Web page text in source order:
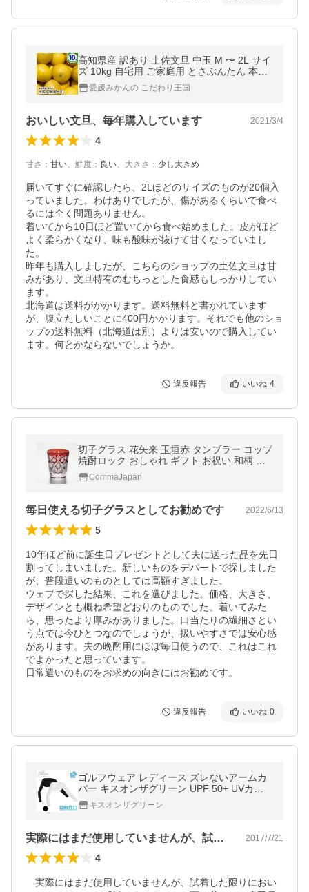
高知県産 訳あり 土佐文旦 中玉 M 〜 2L サイ
ズ 10kg 自宅用 ご家庭用 とさぶんたん 本場
の 文旦 を 箱買い 愛媛 みかん の こだわり王
国 10キロ
愛媛みかんの こだわり王国
おいしい文旦、毎年購入しています 2021/3/4
4
甘さ ： 甘い、 鮮度 ： 良い、 大きさ ： 少し大きめ
届いてすぐに確認したら、2Lほどのサイズのものが20個入
っていました。わけありでしたが、傷があるくらいで食べ
るには全く問題ありません。
着いてから10日ほど置いてから食べ始めました。皮がほど
よく柔らかくなり、味も酸味が抜けて甘くなっていまし
た。
昨年も購入しましたが、こちらのショップの土佐文旦は甘
みがあり、文旦特有のむちっとした食感もしっかりしてい
ます。
北海道は送料がかかります。送料無料と書かれています
が、腹立たしいことに400円かかります。それでも他のショ
ップの送料無料（北海道は別）よりは安いので購入してい
ます。何とかならないでしょうか。
違反報告 いいね 4
切子グラス 花矢来 玉垣赤 タンブラー コップ
焼酎ロック おしゃれ ギフト お祝い 和柄 和
風CommaJapan
毎日使える切子グラスとしてお勧めです 2022/6/13
5
10年ほど前に誕生日プレゼントとして夫に送った品を先日
割ってしまいました。新しいものをデパートで探しました
が、普段遣いのものとしては高額すぎました。
ウェブで探した結果、これを選びました。価格、大きさ、
デザインとも概ね希望どおりのものでした。着いてみた
ら、思ったより厚みがありました。口当たりの繊細さとい
う点では今ひとつなのでしょうが、扱いやすさでは安心感
があります。夫の晩酌用にほぼ毎日使うので、これはこれ
でよかったと思っています。
日常遣いのものをお求めの向きにはお勧めです。
違反報告 いいね 0
ゴルフウェア レディース ズレないアームカ
バー キスオンザグリーン UPF 50+ UVカッ
ト アームカバー 冷感 -3° COOLFiTハイパフ
ォーマンスインナーボレロ
キスオンザグリーン
実際にはまだ使用していませんが、試着し… 2017/7/21
4
実際にはまだ使用していませんが、試着した限りにおい